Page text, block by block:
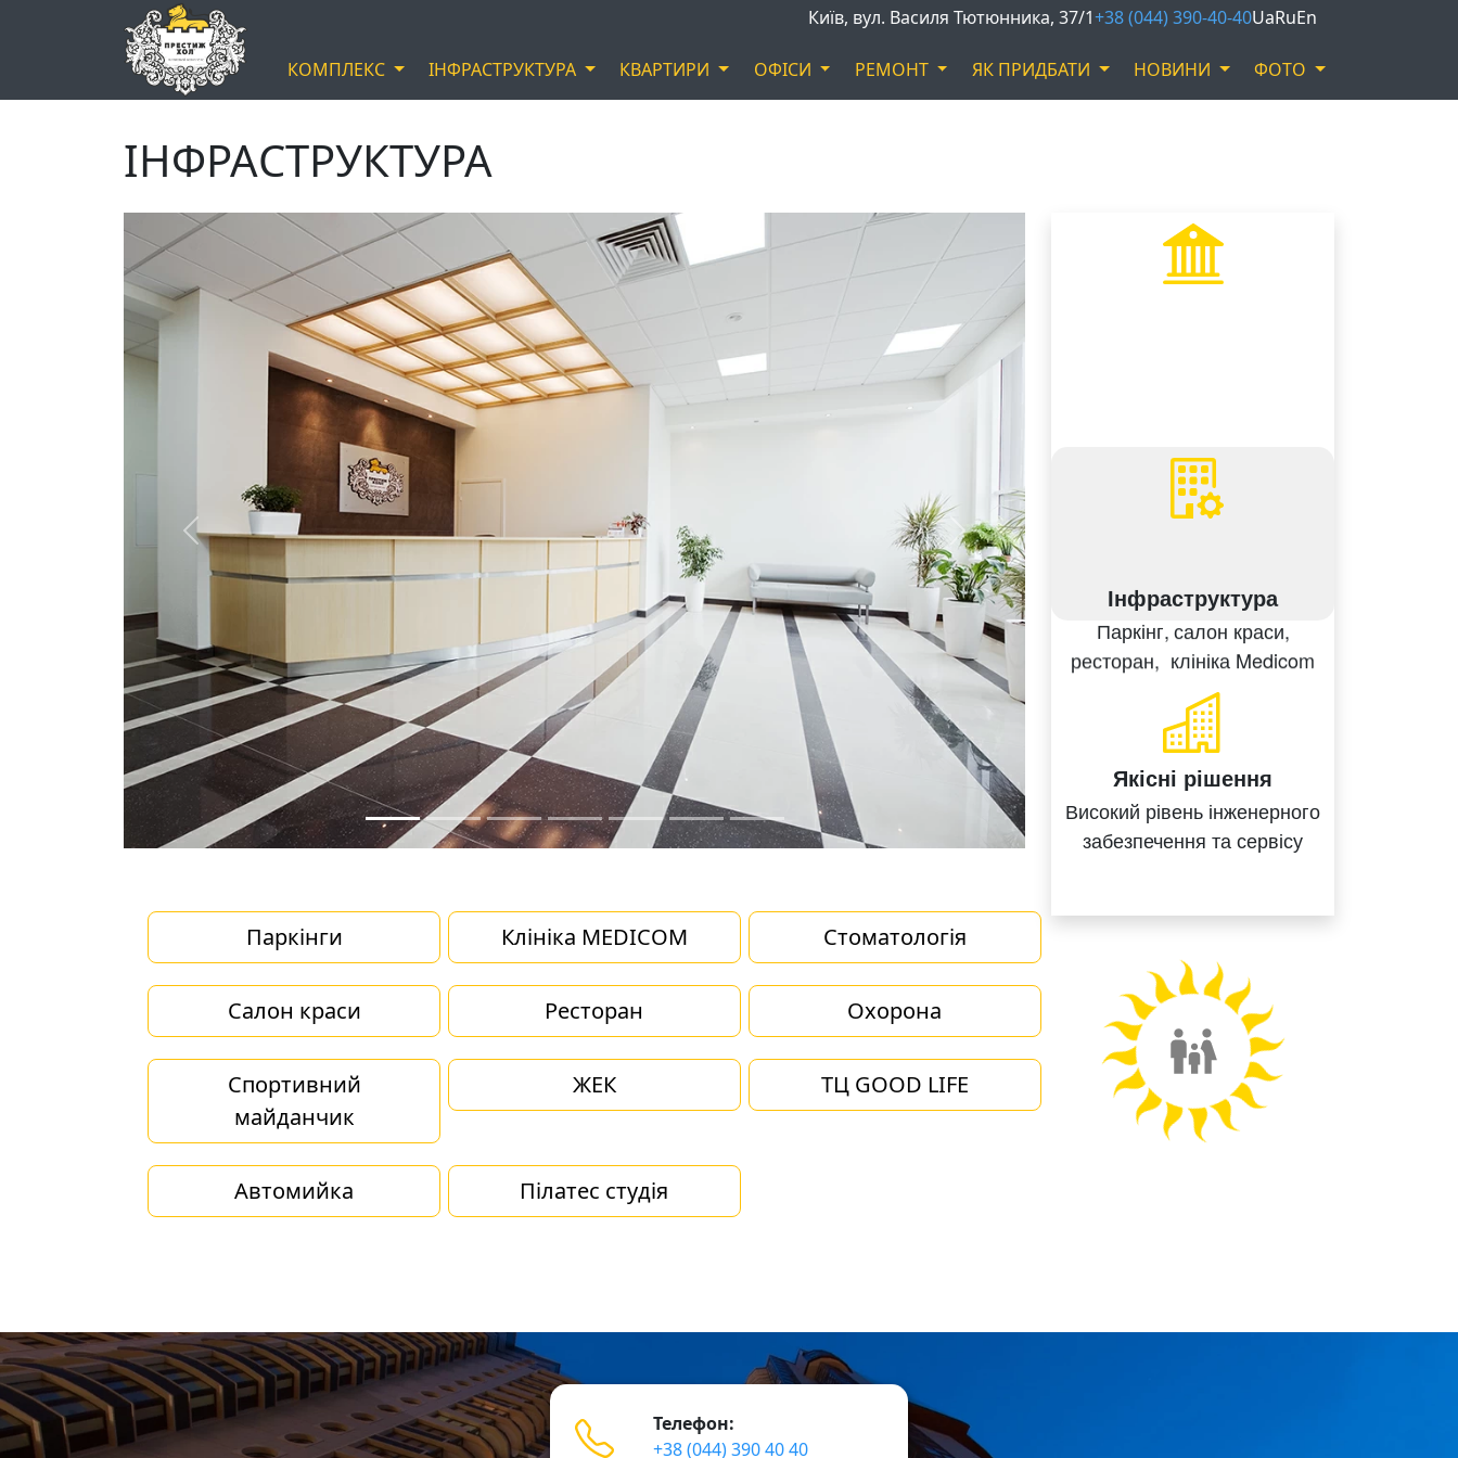
Київ, вул. Василя Тютюнника, 37/1+38 (044) 390-40-40UaRuEn
КОМПЛЕКС ІНФРАСТРУКТУРА КВАРТИРИ ОФIСИ РЕМОНТ ЯК ПРИДБАТИ НОВИНИ ФОТО
ІНФРАСТРУКТУРА
Previous Next
Паркінги Клініка MEDICOM Стоматологія
Салон краси Ресторан Охорона
Спортивний
майданчик
ЖЕК ТЦ GOOD LIFE
Автомийка Пілатес студія
Інфраструктура
Паркінг,салон краси,
ресторан, клініка Medicom
Якісні рішення
Високий рівень інженерного
забезпечення та сервісу
Телефон:
+38 (044) 390 40 40